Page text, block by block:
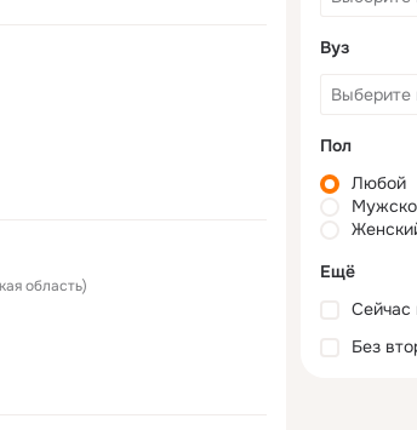
область)
Вуз
Пол
Любой
Ещё
Сейчас
Без